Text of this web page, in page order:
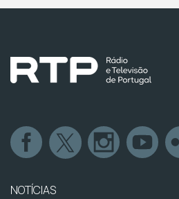
NOTÍCIAS